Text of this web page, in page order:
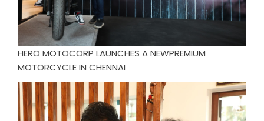
HERO MOTOCORP LAUNCHES A NEWPREMIUM
MOTORCYCLE IN CHENNAI